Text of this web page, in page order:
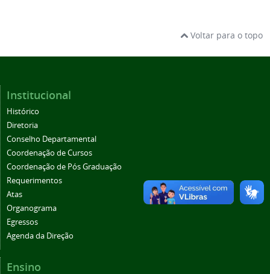
Voltar para o topo
Institucional
Histórico
Diretoria
Conselho Departamental
Coordenação de Cursos
Coordenação de Pós Graduação
Requerimentos
Atas
Organograma
Egressos
Agenda da Direção
Ensino